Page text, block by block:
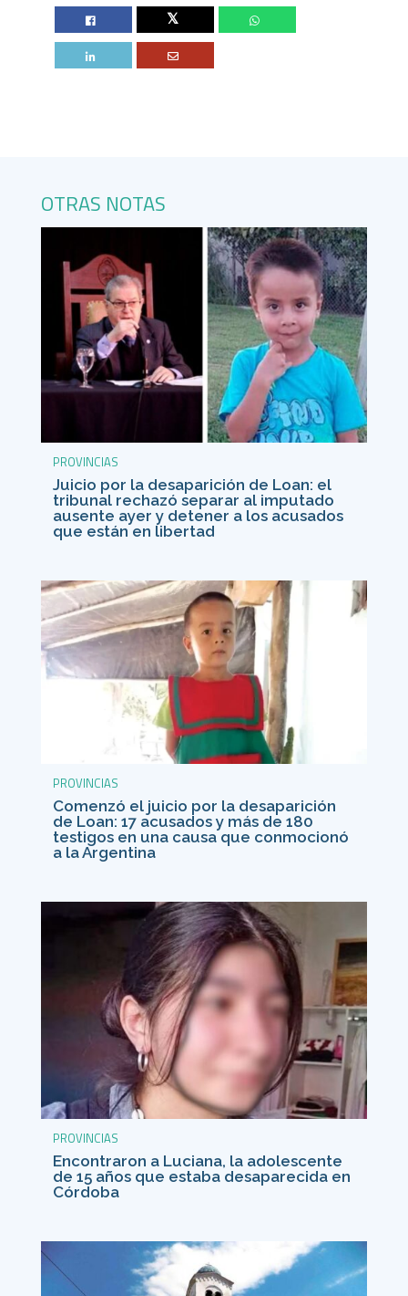
Twitter
OTRAS NOTAS
PROVINCIAS
Juicio por la desaparición de Loan: el
tribunal rechazó separar al imputado
ausente ayer y detener a los acusados
que están en libertad
PROVINCIAS
Comenzó el juicio por la desaparición
de Loan: 17 acusados y más de 180
testigos en una causa que conmocionó
a la Argentina
PROVINCIAS
Encontraron a Luciana, la adolescente
de 15 años que estaba desaparecida en
Córdoba